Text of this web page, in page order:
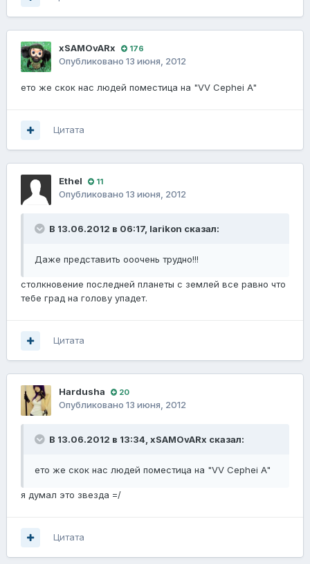
xSAMOvARx 176
Опубликовано 13 июня, 2012
ето же скок нас людей поместица на "VV Cephei A"
Цитата
Ethel 11
Опубликовано 13 июня, 2012
В 13.06.2012 в 06:17, larikon сказал:
Даже представить ооочень трудно!!!
столкновение последней планеты с землей все равно что
тебе град на голову упадет.
Цитата
Hardusha 20
Опубликовано 13 июня, 2012
В 13.06.2012 в 13:34, xSAMOvARx сказал:
ето же скок нас людей поместица на "VV Cephei A"
я думал это звезда =/
Цитата